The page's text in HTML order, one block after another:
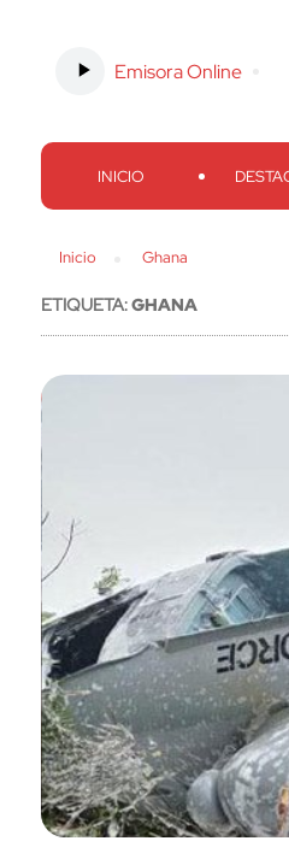
Emisora Online
INICIO
Inicio Ghana
ETIQUETA:GHANA